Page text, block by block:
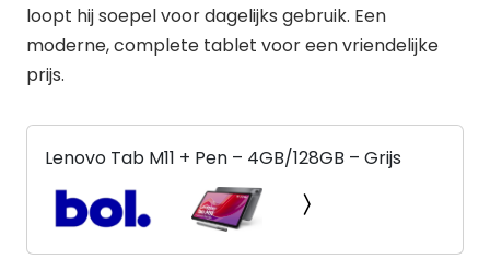
loopt hij soepel voor dagelijks gebruik. Een
moderne, complete tablet voor een vriendelijke
prijs.
Lenovo Tab M11 + Pen – 4GB/128GB – Grijs